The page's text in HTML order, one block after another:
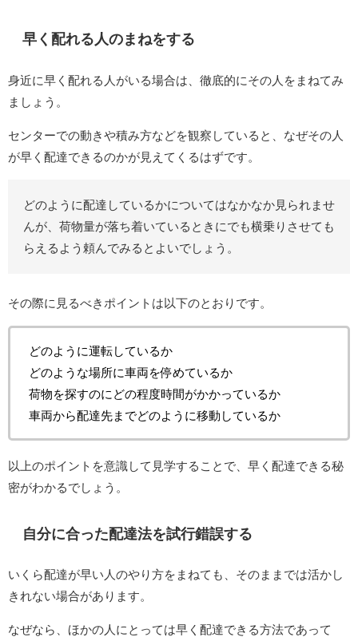
早く配れる人のまねをする
身近に早く配れる人がいる場合は、徹底的にその人をまねてみ
ましょう。
センターでの動きや積み方などを観察していると、なぜその人
が早く配達できるのかが見えてくるはずです。
どのように配達しているかについてはなかなか見られませ
んが、荷物量が落ち着いているときにでも横乗りさせても
らえるよう頼んでみるとよいでしょう。
その際に見るべきポイントは以下のとおりです。
どのように運転しているか
どのような場所に車両を停めているか
荷物を探すのにどの程度時間がかかっているか
車両から配達先までどのように移動しているか
以上のポイントを意識して見学することで、早く配達できる秘
密がわかるでしょう。
自分に合った配達法を試行錯誤する
いくら配達が早い人のやり方をまねても、そのままでは活かし
きれない場合があります。
なぜなら、ほかの人にとっては早く配達できる方法であって